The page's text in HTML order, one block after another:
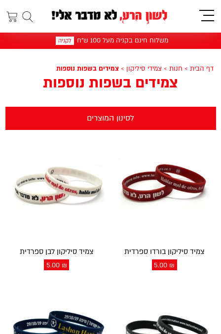
תפריט
משלוח חינם בקניה מעל 100 ש"ח לקניה
דף הבית > חנות > צמידי סיליקון > צמידים בשפות נוספות
צמידים בשפות נוספות
לסינון המוצרים
צמיד סיליקון בורדו ספרדית
5.00 ₪
צמיד סיליקון לבן ספרדית
5.00 ₪